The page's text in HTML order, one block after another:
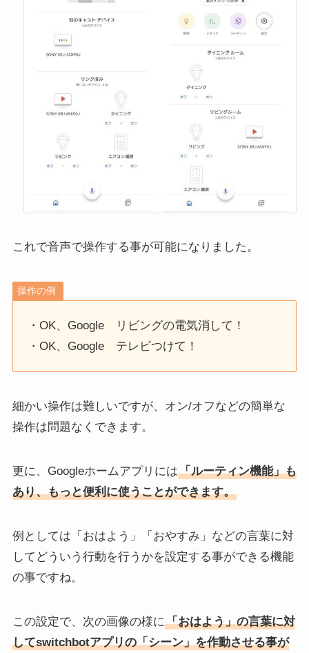
これで音声で操作する事が可能になりました。
操作の例
・OK、Google リビングの電気消して！
・OK、Google テレビつけて！
細かい操作は難しいですが、オン/オフなどの簡単な
操作は問題なくできます。
更に、Googleホームアプリには「ルーティン機能」も
あり、もっと便利に使うことができます。
例としては「おはよう」「おやすみ」などの言葉に対
してどういう行動を行うかを設定する事ができる機能
の事ですね。
この設定で、次の画像の様に 「おはよう」の言葉に対
してswitchbotアプリの「シーン」を作動させる事が